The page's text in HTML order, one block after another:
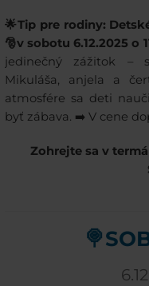
🌟Tip pre rodiny:
🎅v sobotu 6.12.2025 o
jedinečný zážitok –
Mikuláša, anjela a
atmosfére sa deti
byť zábava. ➡️ V cene
Zohrejte sa v